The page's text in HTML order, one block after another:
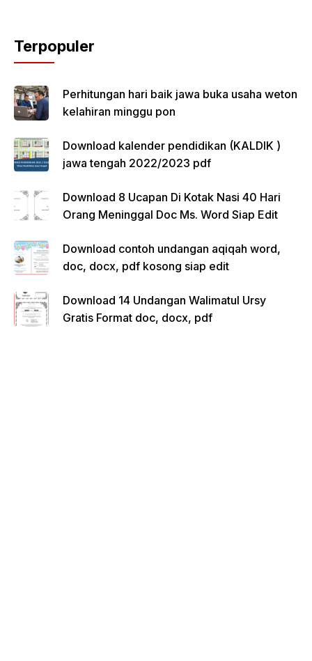
Terpopuler
Perhitungan hari baik jawa buka usaha weton
kelahiran minggu pon
Download kalender pendidikan (KALDIK )
jawa tengah 2022/2023 pdf
Download 8 Ucapan Di Kotak Nasi 40 Hari
Orang Meninggal Doc Ms. Word Siap Edit
Download contoh undangan aqiqah word,
doc, docx, pdf kosong siap edit
Download 14 Undangan Walimatul Ursy
Gratis Format doc, docx, pdf